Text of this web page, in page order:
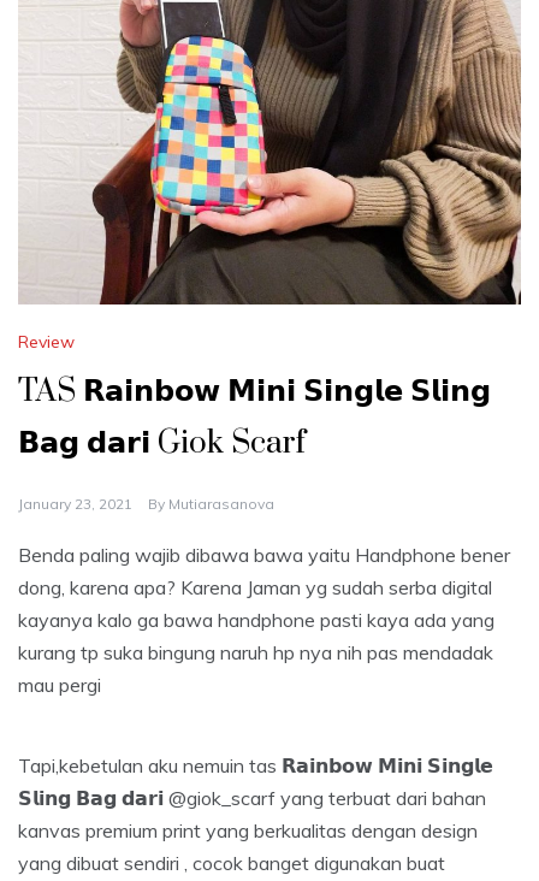
Review
TAS 𝗥𝗮𝗶𝗻𝗯𝗼𝘄 𝗠𝗶𝗻𝗶 𝗦𝗶𝗻𝗴𝗹𝗲 𝗦𝗹𝗶𝗻𝗴
𝗕𝗮𝗴 𝗱𝗮𝗿𝗶 Giok Scarf
January 23, 2021 By Mutiarasanova
Benda paling wajib dibawa bawa yaitu Handphone bener
dong, karena apa? Karena Jaman yg sudah serba digital
kayanya kalo ga bawa handphone pasti kaya ada yang
kurang tp suka bingung naruh hp nya nih pas mendadak
mau pergi
Tapi,kebetulan aku nemuin tas 𝗥𝗮𝗶𝗻𝗯𝗼𝘄 𝗠𝗶𝗻𝗶 𝗦𝗶𝗻𝗴𝗹𝗲
𝗦𝗹𝗶𝗻𝗴 𝗕𝗮𝗴 𝗱𝗮𝗿𝗶 @giok_scarf yang terbuat dari bahan
kanvas premium print yang berkualitas dengan design
yang dibuat sendiri , cocok banget digunakan buat